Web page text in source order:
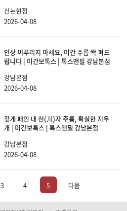
신논현점
2026-04-08
인상 찌푸리지 마세요, 미간 주름 쫙 펴드
립니다 | 미간보톡스 | 톡스앤필 강남본점
강남본점
2026-04-08
깊게 패인 내 천(川)자 주름, 확실한 지우
개 | 미간보톡스 | 톡스앤필 강남본점
강남본점
2026-04-08
3 4 5 다음